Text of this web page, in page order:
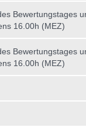
Bewertungstages
16.00h (MEZ)
Bewertungstages
16.00h (MEZ)